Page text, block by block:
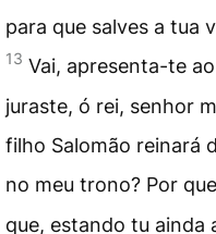
para que salves a tua
13 Vai, apresenta-te
juraste, ó rei, senhor
filho Salomão reinará
no meu trono? Por
que, estando tu ainda